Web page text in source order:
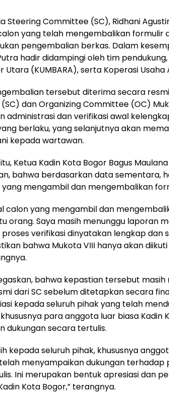
Steering Committee (SC), Ridhani
yang telah mengembalikan formulir
pengembalian berkas. Dalam
hadir didampingi oleh tim
Utara (KUMBARA), serta Koperasi
tersebut diterima secara
dan Organizing Committee (OC)
administrasi dan verifikasi awal
berlaku, yang selanjutnya akan
kepada wartawan.
Ketua Kadin Kota Bogor Bagus
bahwa berdasarkan data sementara,
mengambil dan mengembalikan
calon yang mengambil dan
orang. Saya masih menunggu laporan
proses verifikasi dinyatakan lengkap dan
bahwa Mukota VIII hanya akan
bahwa kepastian tersebut masih
dari SC sebelum ditetapkan secara
kepada seluruh pihak yang telah
khususnya para anggota luar biasa Kadin
dukungan secara tertulis.
kepada seluruh pihak, khususnya
menyampaikan dukungan terhadap
Ini merupakan bentuk apresiasi dan
Kota Bogor,” terangnya.